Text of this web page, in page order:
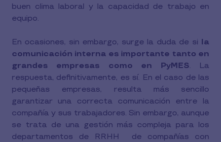
buen clima laboral y la capacidad de trabajo en
equipo.
En ocasiones, sin embargo, surge la duda de si la
comunicación interna es importante tanto en
grandes empresas como en PyMES. La
respuesta, definitivamente, es sí. En el caso de las
pequeñas empresas, resulta más sencillo
garantizar una correcta comunicación entre la
compañía y sus trabajadores. Sin embargo, aunque
se trata de una gestión más compleja para los
departamentos de RRHH de compañías con